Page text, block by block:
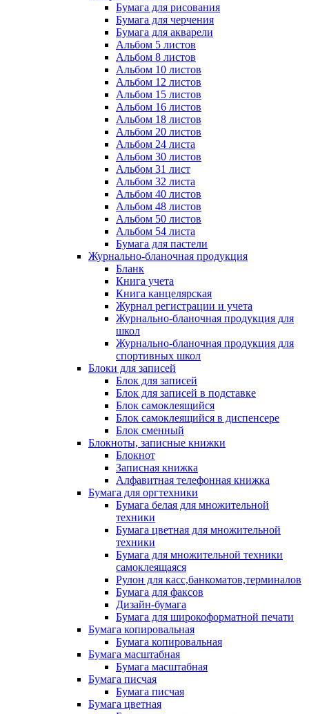
Бумага для рисования
Бумага для черчения
Бумага для акварели
Альбом 5 листов
Альбом 8 листов
Альбом 10 листов
Альбом 12 листов
Альбом 15 листов
Альбом 16 листов
Альбом 18 листов
Альбом 20 листов
Альбом 24 листа
Альбом 30 листов
Альбом 31 лист
Альбом 32 листа
Альбом 40 листов
Альбом 48 листов
Альбом 50 листов
Альбом 54 листа
Бумага для пастели
Журнально-бланочная продукция
Бланк
Книга учета
Книга канцелярская
Журнал регистрации и учета
Журнально-бланочная продукция для
школ
Журнально-бланочная продукция для
спортивных школ
Блоки для записей
Блок для записей
Блок для записей в подставке
Блок самоклеящийся
Блок самоклеящийся в диспенсере
Блок сменный
Блокноты, записные книжки
Блокнот
Записная книжка
Алфавитная телефонная книжка
Бумага для оргтехники
Бумага белая для множительной
техники
Бумага цветная для множительной
техники
Бумага для множительной техники
самоклеящаяся
Рулон для касс,банкоматов,терминалов
Бумага для факсов
Дизайн-бумага
Бумага для широкоформатной печати
Бумага копировальная
Бумага копировальная
Бумага масштабная
Бумага масштабная
Бумага писчая
Бумага писчая
Бумага цветная